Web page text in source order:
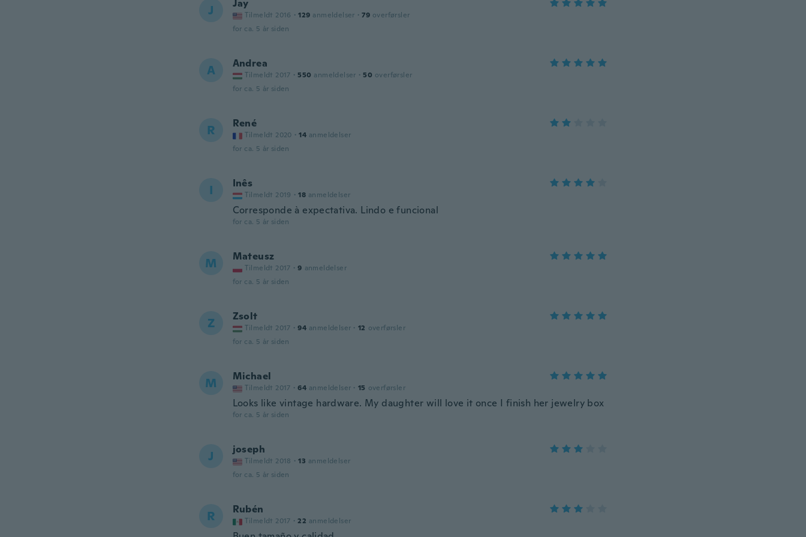
J Jay
Tilmeldt 2016 · 129 anmeldelser · 79 overførsler
for ca. 5 år siden
A Andrea
Tilmeldt 2017 · 550 anmeldelser · 50 overførsler
for ca. 5 år siden
R René
Tilmeldt 2020 · 14 anmeldelser
for ca. 5 år siden
I Inês
Tilmeldt 2019 · 18 anmeldelser
Corresponde à expectativa. Lindo e funcional
for ca. 5 år siden
M Mateusz
Tilmeldt 2017 · 9 anmeldelser
for ca. 5 år siden
Z Zsolt
Tilmeldt 2017 · 94 anmeldelser · 12 overførsler
for ca. 5 år siden
M Michael
Tilmeldt 2017 · 64 anmeldelser · 15 overførsler
Looks like vintage hardware. My daughter will love it once I finish her jewelry box
for ca. 5 år siden
J joseph
Tilmeldt 2018 · 13 anmeldelser
for ca. 5 år siden
R Rubén
Tilmeldt 2017 · 22 anmeldelser